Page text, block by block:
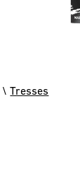
\Tresses